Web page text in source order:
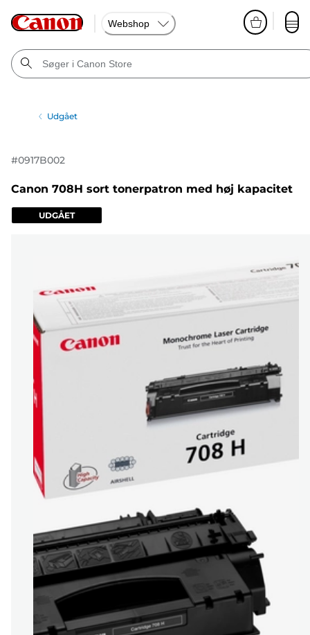
Webshop
Udgået
#0917B002
Canon 708H sort tonerpatron med høj kapacitet
UDGÅET